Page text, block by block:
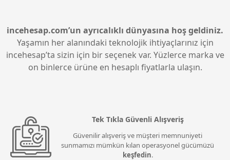
incehesap.com’un ayrıcalıklı dünyasına hoş geldiniz.
Yaşamın her alanındaki teknolojik ihtiyaçlarınız için
incehesap’ta sizin için bir seçenek var. Yüzlerce marka ve
on binlerce ürüne en hesaplı fiyatlarla ulaşın.
Tek Tıkla Güvenli Alışveriş
Güvenilir alışveriş ve müşteri memnuniyeti
sunmamızı mümkün kılan operasyonel gücümüzü
keşfedin.